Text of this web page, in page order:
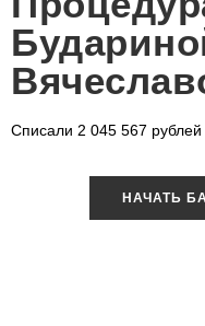
Списали 2 045 567 рублей
НАЧАТЬ